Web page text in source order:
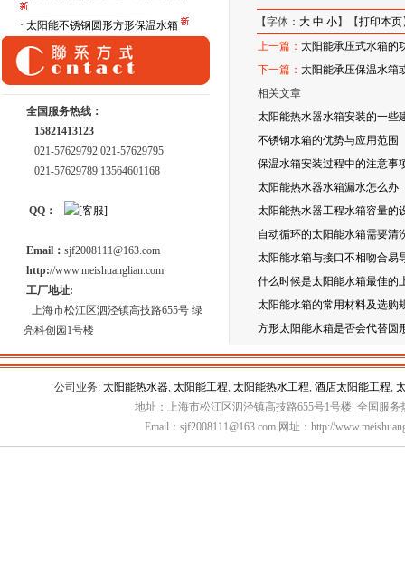
· 太阳能不锈钢圆形方形保温水箱
全国服务热线：
15821413123
021-57629792 021-57629795
021-57629789 13564601168
QQ：
Email： sjf2008111@163.com
http://www.meishuanglian.com
工厂地址:
上海市松江区泗泾镇高技路655号 绿
亮科创园1号楼
【字体：大 中 小】【打印本页
上一篇：太阳能承压式水箱的
下一篇：太阳能承压保温水箱
相关文章
太阳能热水器水箱安装的一些
不锈钢水箱的优势与应用范围
保温水箱安装过程中的注意事
太阳能热水器水箱漏水怎么办
太阳能热水器工程水箱容量的
自动循环的太阳能水箱需要清
太阳能水箱与接口不相吻合易
什么时候是太阳能水箱最佳的
太阳能水箱的常用材料及选购
方形太阳能水箱是否会代替圆
公司业务: 太阳能热水器, 太阳能工程, 太阳能热水工程, 酒店太阳能工程,
地址：上海市松江区泗泾镇高技路655号1号楼 全国服务
Email：sjf2008111@163.com 网址：http://